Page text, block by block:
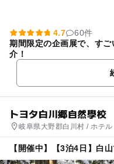
4.7
60件
期間限定の企画展で、す
介！
トヨタ白川郷自然學校
岐阜県大野郡白川村 / ホテ
【開催中】【3泊4日】白